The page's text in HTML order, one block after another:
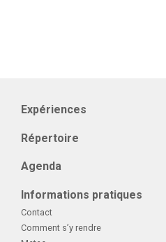
Expériences
Répertoire
Agenda
Informations pratiques
Contact
Comment s’y rendre